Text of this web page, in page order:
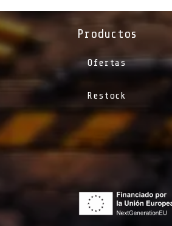
Productos
Ofertas
Restock